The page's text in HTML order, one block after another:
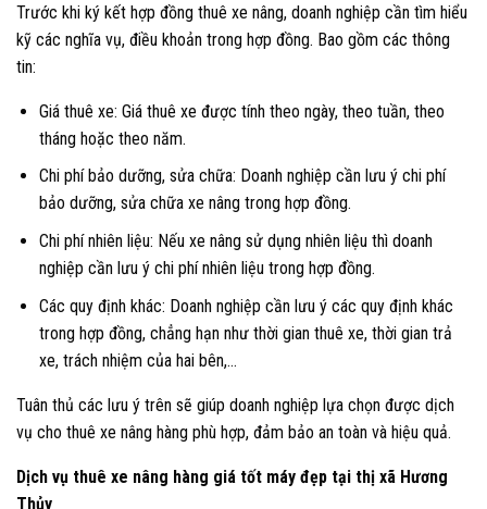
Trước khi ký kết hợp đồng thuê xe nâng, doanh nghiệp cần tìm hiểu
kỹ các nghĩa vụ, điều khoản trong hợp đồng. Bao gồm các thông
tin:
Giá thuê xe: Giá thuê xe được tính theo ngày, theo tuần, theo
tháng hoặc theo năm.
Chi phí bảo dưỡng, sửa chữa: Doanh nghiệp cần lưu ý chi phí
bảo dưỡng, sửa chữa xe nâng trong hợp đồng.
Chi phí nhiên liệu: Nếu xe nâng sử dụng nhiên liệu thì doanh
nghiệp cần lưu ý chi phí nhiên liệu trong hợp đồng.
Các quy định khác: Doanh nghiệp cần lưu ý các quy định khác
trong hợp đồng, chẳng hạn như thời gian thuê xe, thời gian trả
xe, trách nhiệm của hai bên,…
Tuân thủ các lưu ý trên sẽ giúp doanh nghiệp lựa chọn được dịch
vụ cho thuê xe nâng hàng phù hợp, đảm bảo an toàn và hiệu quả.
Dịch vụ thuê xe nâng hàng giá tốt máy đẹp tại thị xã Hương
Thủy